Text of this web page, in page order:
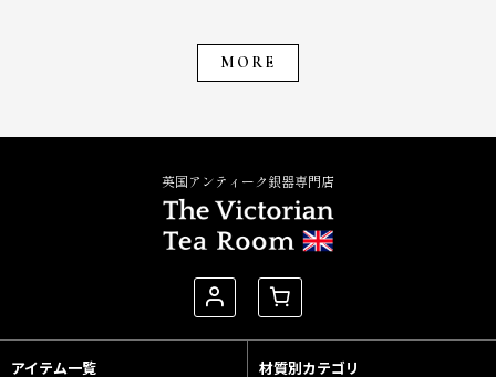
MORE
英国アンティーク銀器専門店
アイテム一覧 材質別カテゴリ